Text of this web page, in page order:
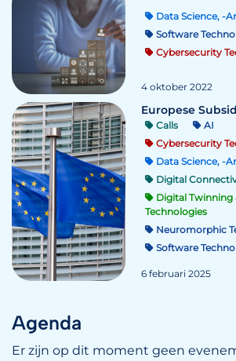
Data Science, -
Software
Cybersecurity
4 oktober 2022
Europese
Calls
AI
Cybersecurity
Data Science, -
Digital
Digital Twinning
Technologies
Neuromorphic
Software
6 februari 2025
Agenda
Er zijn op dit moment geen